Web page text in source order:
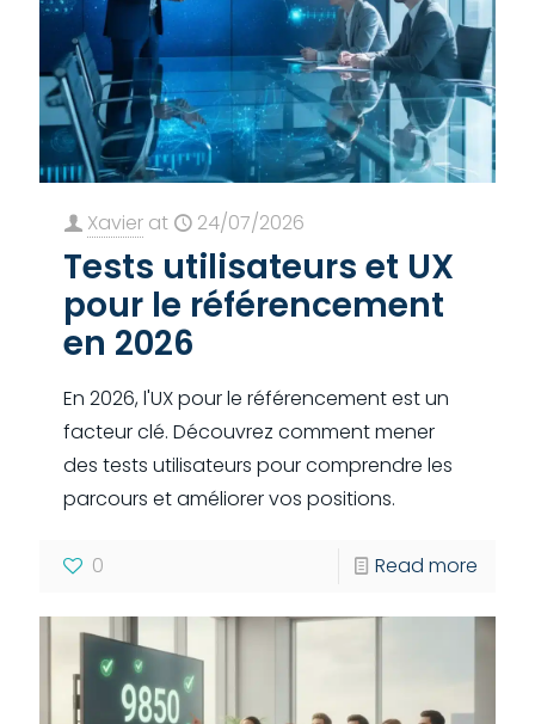
Xavier at 24/07/2026
Tests utilisateurs et UX
pour le référencement
en 2026
En 2026, l'UX pour le référencement est un
facteur clé. Découvrez comment mener
des tests utilisateurs pour comprendre les
parcours et améliorer vos positions.
0 Read more